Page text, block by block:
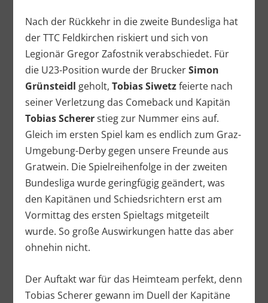
Nach der Rückkehr in die zweite Bundesliga hat
der TTC Feldkirchen riskiert und sich von
Legionär Gregor Zafostnik verabschiedet. Für
die U23-Position wurde der BruckerSimon
Grünsteidl geholt,Tobias Siwetzfeierte nach
seiner Verletzung das Comeback und Kapitän
Tobias Schererstieg zur Nummer eins auf.
Gleich im ersten Spiel kam es endlich zum Graz-
Umgebung-Derby gegen unsere Freunde aus
Gratwein. Die Spielreihenfolge in der zweiten
Bundesliga wurde geringfügig geändert, was
den Kapitänen und Schiedsrichtern erst am
Vormittag des ersten Spieltags mitgeteilt
wurde. So große Auswirkungen hatte das aber
ohnehin nicht.
Der Auftakt war für das Heimteam perfekt, denn
Tobias Scherer gewann im Duell der Kapitäne